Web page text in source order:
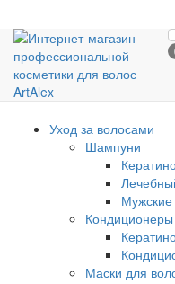
Уход за волосами
Шампуни
Маски для